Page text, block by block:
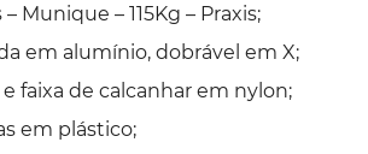
Munique – 115Kg – Praxis;
em alumínio, dobrável em X;
faixa de calcanhar em nylon;
em plástico;